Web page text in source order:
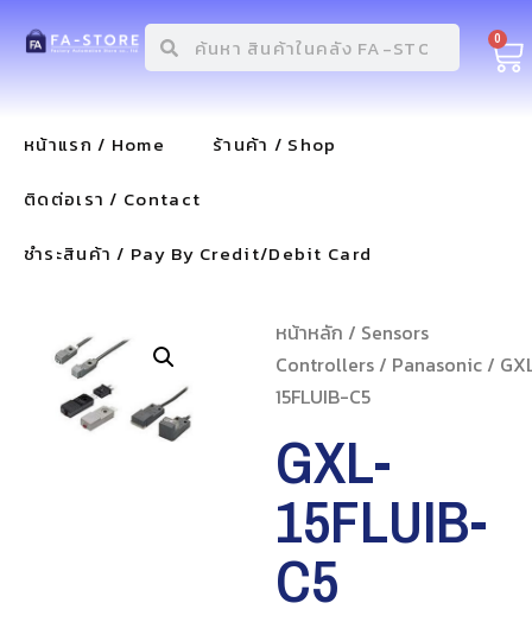
0
หน้าแรก / Home
ร้านค้า / Shop
ติดต่อเรา / Contact
ชำระสินค้า / Pay By Credit/Debit Card
หน้าหลัก / Sensors
Controllers/ Panasonic/
15FLUIB-C5
GXL-
15FLUIB-
C5